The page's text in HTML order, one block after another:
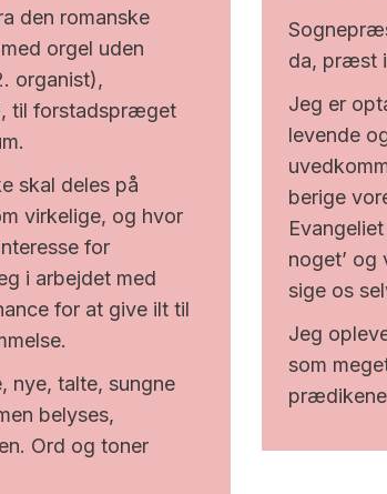
den romanske
orgel uden
organist),
til forstadspræget
skal deles på
virkelige, og hvor
for
i arbejdet med
for at give ilt til
nye, talte, sungne
belyses,
Ord og toner
da, præst
Jeg er
levende
berige
noget’ og
sige os
Jeg
som